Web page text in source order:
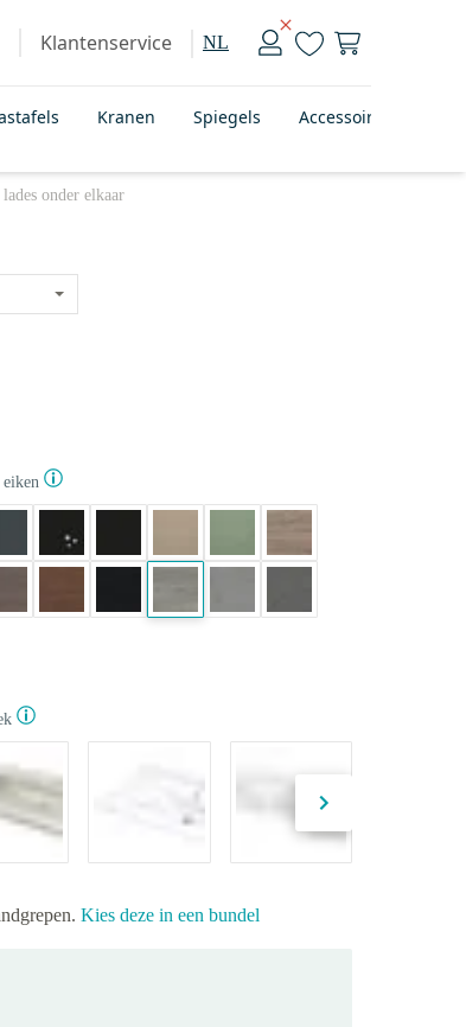
Klantenservice NL
Kranen Spiegels Accessoires
onder elkaar
Kies deze in een bundel